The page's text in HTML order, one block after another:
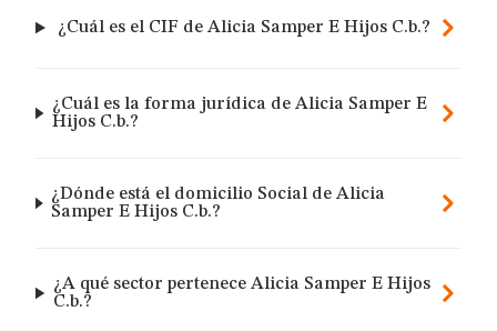
¿Cuál es el CIF de Alicia Samper E Hijos C.b.?
¿Cuál es la forma jurídica de Alicia Samper E
Hijos C.b.?
¿Dónde está el domicilio Social de Alicia
Samper E Hijos C.b.?
¿A qué sector pertenece Alicia Samper E Hijos
C.b.?